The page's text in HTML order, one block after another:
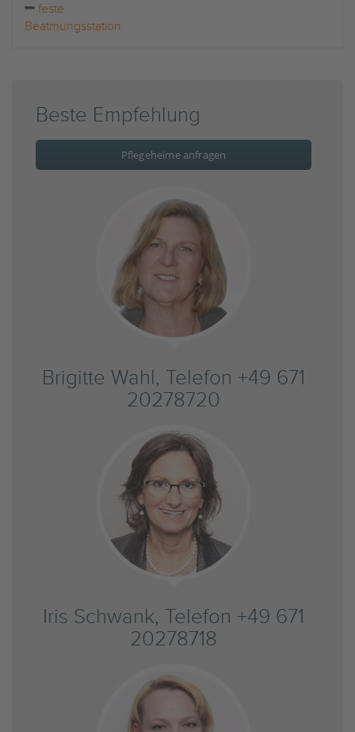
feste
Beatmungsstation
Beste Empfehlung
Pflegeheime anfragen
Brigitte Wahl, Telefon +49 671
20278720
Iris Schwank, Telefon +49 671
20278718